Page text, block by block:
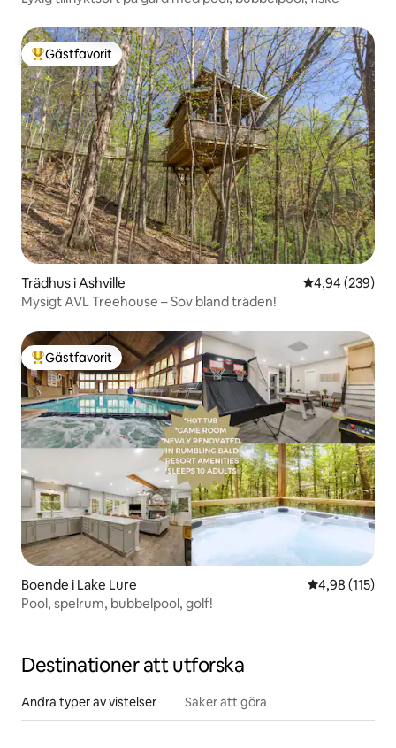
Populär gästfavorit
Gästfavorit
Trädhus i Ashville 4,94 av 5 i
4,94 (239)
Mysigt AVL Treehouse – Sov bland träden!
Populär gästfavorit
Gästfavorit
Boende i Lake Lure 4,98 av 5 i
4,98 (115)
Pool, spelrum, bubbelpool, golf!
Destinationer att utforska
Andra typer av vistelser Saker att göra